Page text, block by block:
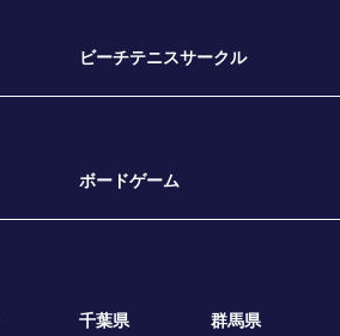
ビーチテニスサークル
ボードゲーム
千葉県 群馬県